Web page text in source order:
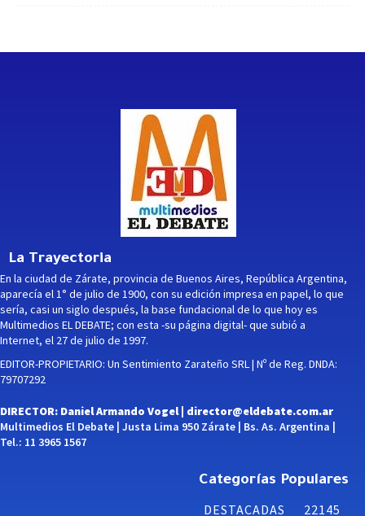
La Trayectoria
En la ciudad de Zárate, provincia de Buenos Aires, República Argentina,
aparecía el 1° de julio de 1900, con su edición impresa en papel, lo que
sería, casi un siglo después, la base fundacional de lo que hoy es
Multimedios EL DEBATE; con esta -su página digital- que subió a
Internet, el 27 de julio de 1997.
EDITOR-PROPIETARIO: Un Sentimiento Zarateño SRL | Nº de Reg. DNDA:
79707292
DIRECTOR: Daniel Armando Vogel | director@eldebate.com.ar
Multimedios El Debate | Justa Lima 950 Zárate | Bs. As. Argentina |
Tel.: 11 3965 1567
Categorías Populares
DESTACADAS
22145